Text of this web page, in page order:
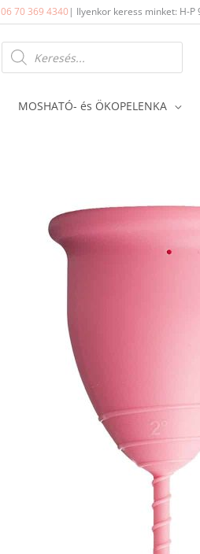
06 70 369 4340| Ilyenkor keress minket: H-P
Products
search
MOSHATÓ- és ÖKOPELENKA